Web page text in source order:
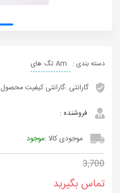
دسته بندی : Am تگ های
گارانتی :گارانتی کیفیت محصول
فروشنده :
موجودی کالا :موجود
3,700
تماس بگیرید